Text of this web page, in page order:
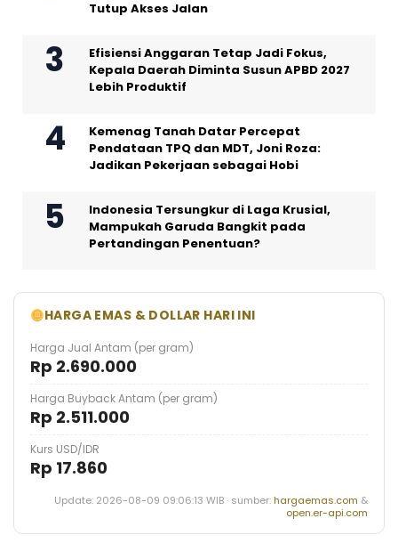
Tutup Akses Jalan
Efisiensi Anggaran Tetap Jadi Fokus,
Kepala Daerah Diminta Susun APBD 2027
Lebih Produktif
Kemenag Tanah Datar Percepat
Pendataan TPQ dan MDT, Joni Roza:
Jadikan Pekerjaan sebagai Hobi
Indonesia Tersungkur di Laga Krusial,
Mampukah Garuda Bangkit pada
Pertandingan Penentuan?
HARGA EMAS & DOLLAR HARI INI
Harga Jual Antam (per gram)
Rp 2.690.000
Harga Buyback Antam (per gram)
Rp 2.511.000
Kurs USD/IDR
Rp 17.860
Update: 2026-08-09 09:06:13 WIB · sumber: hargaemas.com &
open.er-api.com